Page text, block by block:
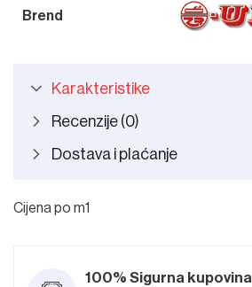
Brend
Karakteristike
Recenzije (0)
Dostava i plaćanje
Cijena po m1
100% Sigurna kupovina